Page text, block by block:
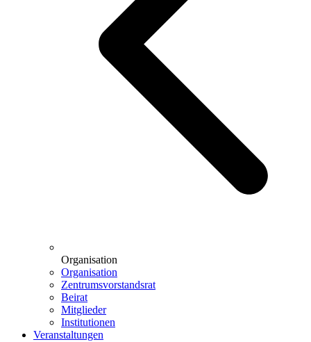
Organisation
Organisation
Zentrumsvorstandsrat
Beirat
Mitglieder
Institutionen
Veranstaltungen